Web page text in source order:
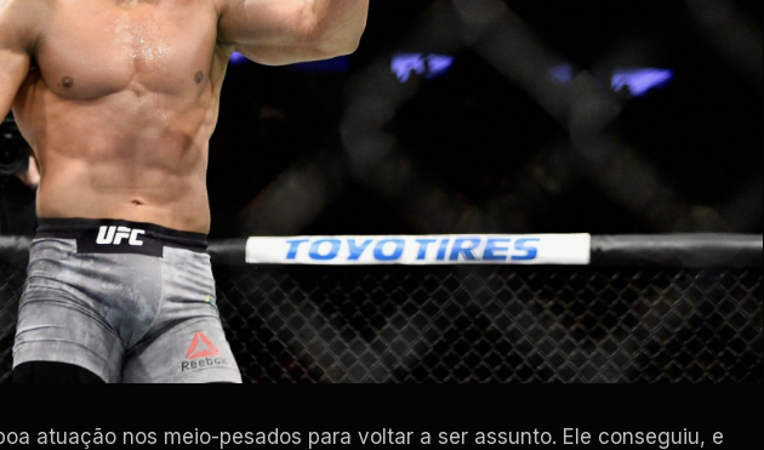
atuação nos meio-pesados ​​para voltar a ser assunto. Ele conseguiu, e